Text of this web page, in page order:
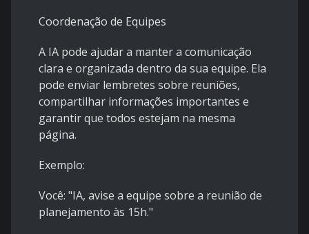
Coordenação de Equipes
A IA pode ajudar a manter a comunicação
clara e organizada dentro da sua equipe. Ela
pode enviar lembretes sobre reuniões,
compartilhar informações importantes e
garantir que todos estejam na mesma
página.
Exemplo:
Você: "IA, avise a equipe sobre a reunião de
planejamento às 15h."